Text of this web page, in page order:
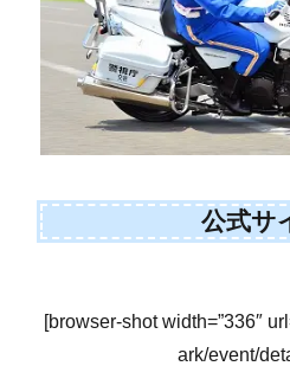
公式サ
[browser-shot width=”336″
ark/event/